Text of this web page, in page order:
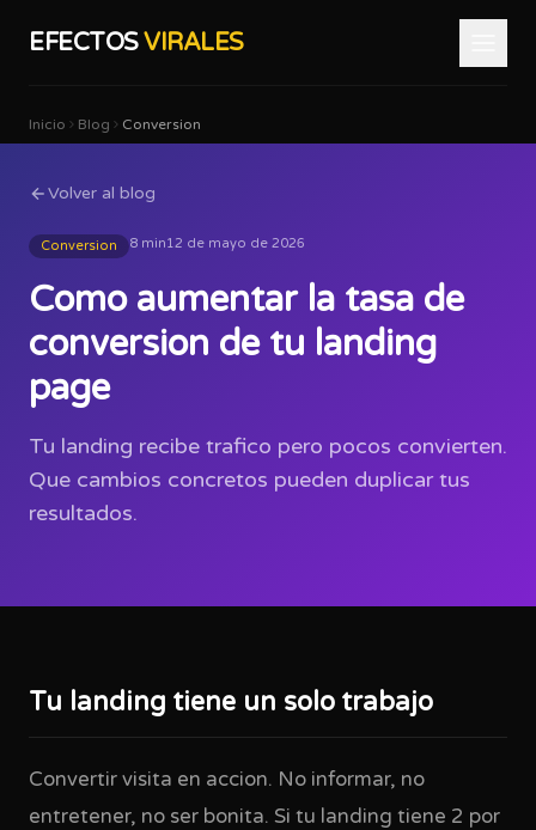
EFECTOSVIRALES
Inicio Blog Conversion
Volver al blog
Conversion 8 min12 de mayo de 2026
Como aumentar la tasa de
conversion de tu landing
page
Tu landing recibe trafico pero pocos convierten.
Que cambios concretos pueden duplicar tus
resultados.
Tu landing tiene un solo trabajo
Convertir visita en accion. No informar, no
entretener, no ser bonita. Si tu landing tiene 2 por